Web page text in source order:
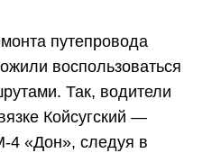
путепровода
воспользоваться
Так, водители
Койсугский —
4 «Дон», следуя в